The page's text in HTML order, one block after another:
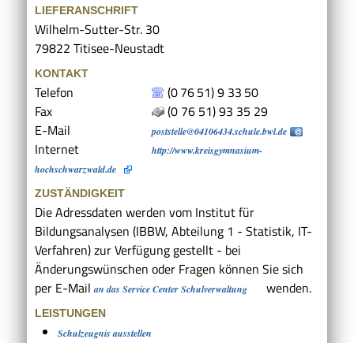
LIEFERANSCHRIFT
Wilhelm-Sutter-Str. 30
79822 Titisee-Neustadt
KONTAKT
Telefon (07651) 9 33 50
Fax
(0 76 51) 93 35 29
E-Mail
poststelle@04106434.schule.bwl.de
Internet
http://www.kreisgymnasium-
hochschwarzwald.de
ZUSTÄNDIGKEIT
Die Adressdaten werden vom Institut für
Bildungsanalysen (IBBW, Abteilung 1 - Statistik, IT-
Verfahren) zur Verfügung gestellt - bei
Änderungswünschen oder Fragen können Sie sich
per E-Mailan das Service Center Schulverwaltung wenden.
LEISTUNGEN
Schulzeugnis ausstellen